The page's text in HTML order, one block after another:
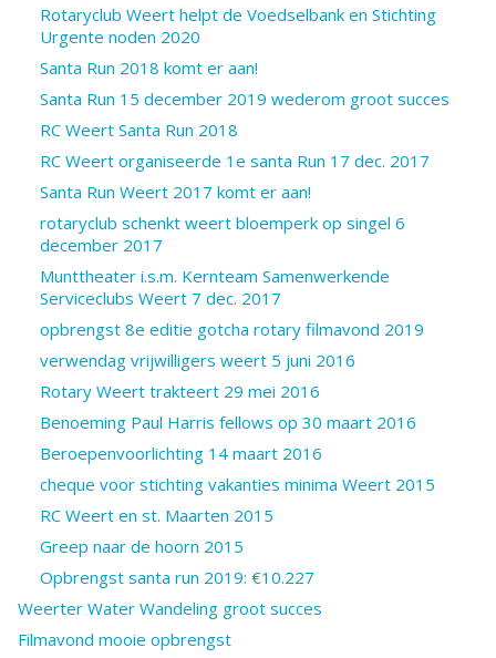
Rotaryclub Weert helpt de Voedselbank en Stichting
Urgente noden 2020
Santa Run 2018 komt er aan!
Santa Run 15 december 2019 wederom groot succes
RC Weert Santa Run 2018
RC Weert organiseerde 1e santa Run 17 dec. 2017
Santa Run Weert 2017 komt er aan!
rotaryclub schenkt weert bloemperk op singel 6
december 2017
Munttheater i.s.m. Kernteam Samenwerkende
Serviceclubs Weert 7 dec. 2017
opbrengst 8e editie gotcha rotary filmavond 2019
verwendag vrijwilligers weert 5 juni 2016
Rotary Weert trakteert 29 mei 2016
Benoeming Paul Harris fellows op 30 maart 2016
Beroepenvoorlichting 14 maart 2016
cheque voor stichting vakanties minima Weert 2015
RC Weert en st. Maarten 2015
Greep naar de hoorn 2015
Opbrengst santa run 2019: €10.227
Weerter Water Wandeling groot succes
Filmavond mooie opbrengst